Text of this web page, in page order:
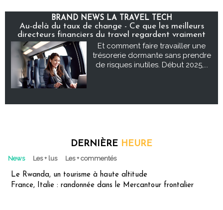
BRAND NEWS LA TRAVEL TECH
Au-delà du taux de change - Ce que les meilleurs
directeurs financiers du travel regardent vraiment
Et comment faire travailler une
trésorerie dormante sans prendre
de risques inutiles. Début 2025,...
DERNIÈRE HEURE
News Les + lus Les + commentés
Le Rwanda, un tourisme à haute altitude
France, Italie : randonnée dans le Mercantour frontalier